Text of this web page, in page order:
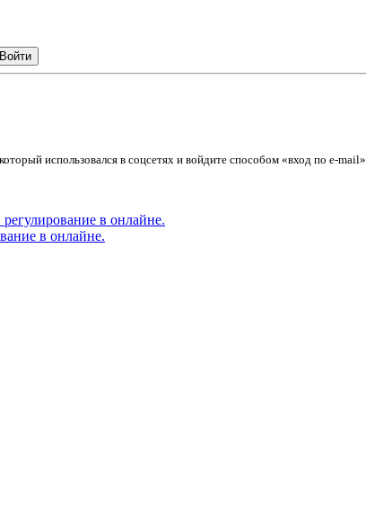
использовался в соцсетях и войдите способом «вход по e-mail».
в онлайне.